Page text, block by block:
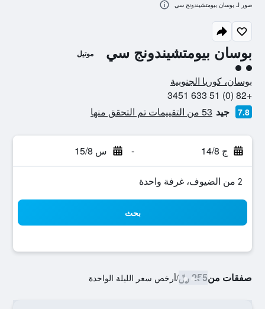
بوسان بيومتشيندونج سي موتيل
تقييم فئة 2
بوسان، كوريا الجنوبية
+82 (0) 51 633 3451
7.8 جيد 53 من التقييمات تم التحقق منها
ج 14/8 - س 15/8
2 من الضيوف، غرفة واحدة
بحث
صفقات من255 ﷼ /أرخص سعر الليلة الواحدة
صور لـ بوسان بيومتشيندونج سي